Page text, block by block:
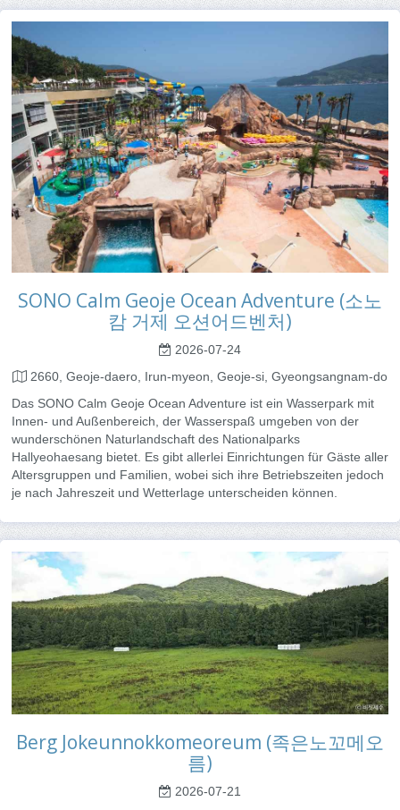
SONO Calm Geoje Ocean Adventure (소노
캄 거제 오션어드벤처)
2026-07-24
2660, Geoje-daero, Irun-myeon, Geoje-si, Gyeongsangnam-do
Das SONO Calm Geoje Ocean Adventure ist ein Wasserpark mit
Innen- und Außenbereich, der Wasserspaß umgeben von der
wunderschönen Naturlandschaft des Nationalparks
Hallyeohaesang bietet. Es gibt allerlei Einrichtungen für Gäste aller
Altersgruppen und Familien, wobei sich ihre Betriebszeiten jedoch
je nach Jahreszeit und Wetterlage unterscheiden können.
Berg Jokeunnokkomeoreum (족은노꼬메오
름)
2026-07-21